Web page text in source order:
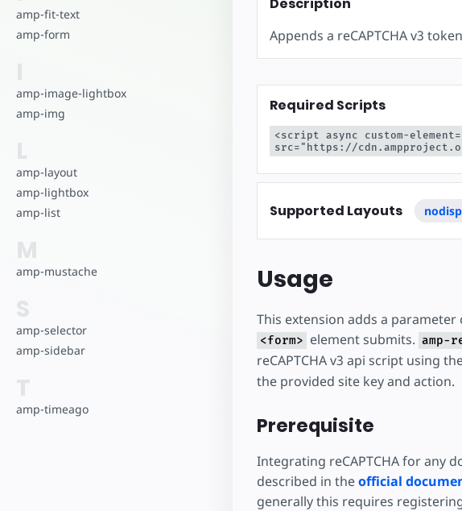
amp-fit-text
amp-form
amp-image-lightbox
amp-img
amp-layout
amp-lightbox
amp-list
M
amp-mustache
S
amp-selector
amp-sidebar
T
amp-timeago
Appends a reCAPTCHA v3
Required Scripts
<script async custom-
src="https://
Supported Layouts
Usage
This extension adds a
<form> element submits. amp-
reCAPTCHA v3 api script using
the provided site key and action.
Prerequisite
Integrating reCAPTCHA for any
described in theofficial
generally this requires